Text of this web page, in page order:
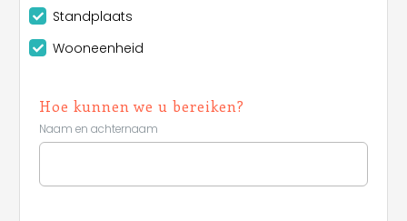
Standplaats
Wooneenheid
Hoe kunnen we u bereiken?
Naam en achternaam